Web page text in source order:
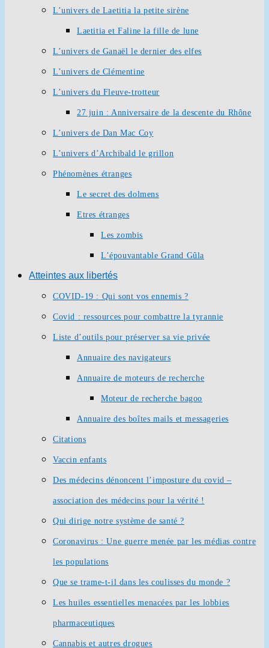
L’univers de Laetitia la petite sirène
Laetitia et Faline la fille de lune
L’univers de Ganaël le dernier des elfes
L’univers de Clémentine
L’univers du Fleuve-trotteur
27 juin : Anniversaire de la descente du Rhône
L’univers de Dan Mac Coy
L’univers d’Archibald le grillon
Phénomènes étranges
Le secret des dolmens
Etres étranges
Les zombis
L’épouvantable Grand Gûla
Atteintes aux libertés
COVID-19 : Qui sont vos ennemis ?
Covid : ressources pour combattre la tyrannie
Liste d’outils pour préserver sa vie privée
Annuaire des navigateurs
Annuaire de moteurs de recherche
Moteur de recherche bagoo
Annuaire des boîtes mails et messageries
Citations
Vaccin enfants
Des médecins dénoncent l’imposture du covid –
association des médecins pour la vérité !
Qui dirige notre système de santé ?
Coronavirus : Une guerre menée par les médias contre
les populations
Que se trame-t-il dans les coulisses du monde ?
Les huiles essentielles menacées par les lobbies
pharmaceutiques
Cannabis et autres drogues